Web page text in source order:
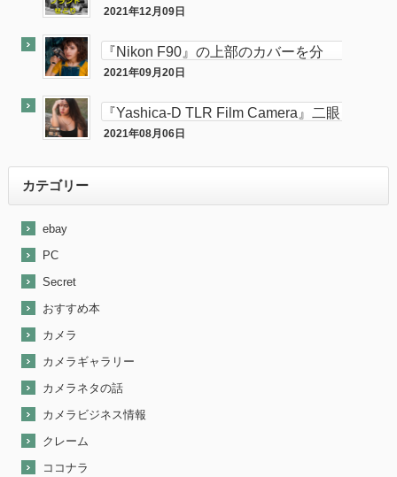
ナラに出品致しました。
2021年12月09日
『Nikon F90』の上部のカバーを分
解・修理してみた。
2021年09月20日
『Yashica-D TLR Film Camera』二眼
カメラが売れました。
2021年08月06日
カテゴリー
ebay
PC
Secret
おすすめ本
カメラ
カメラギャラリー
カメラネタの話
カメラビジネス情報
クレーム
ココナラ